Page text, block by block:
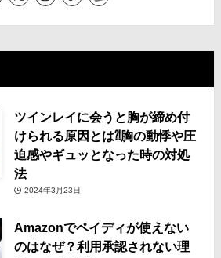
ツインレイに会うと胸が締め付
けられる原因とは⁈胸の動悸や圧
迫感やギュッとなった時の対処
法
2024年3月23日
Amazonでペイディが使えない
のはなぜ？利用承認されない理